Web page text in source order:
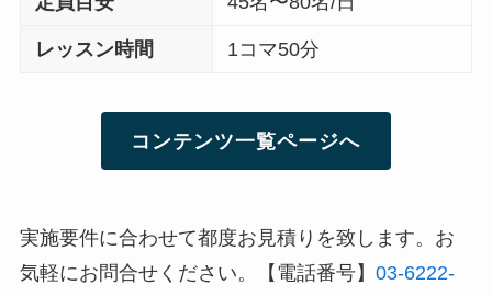
レッスン時間 1コマ50分
コンテンツ一覧ページへ
実施要件に合わせて都度お見積りを致します。お
気軽にお問合せください。【電話番号】 03-6222-